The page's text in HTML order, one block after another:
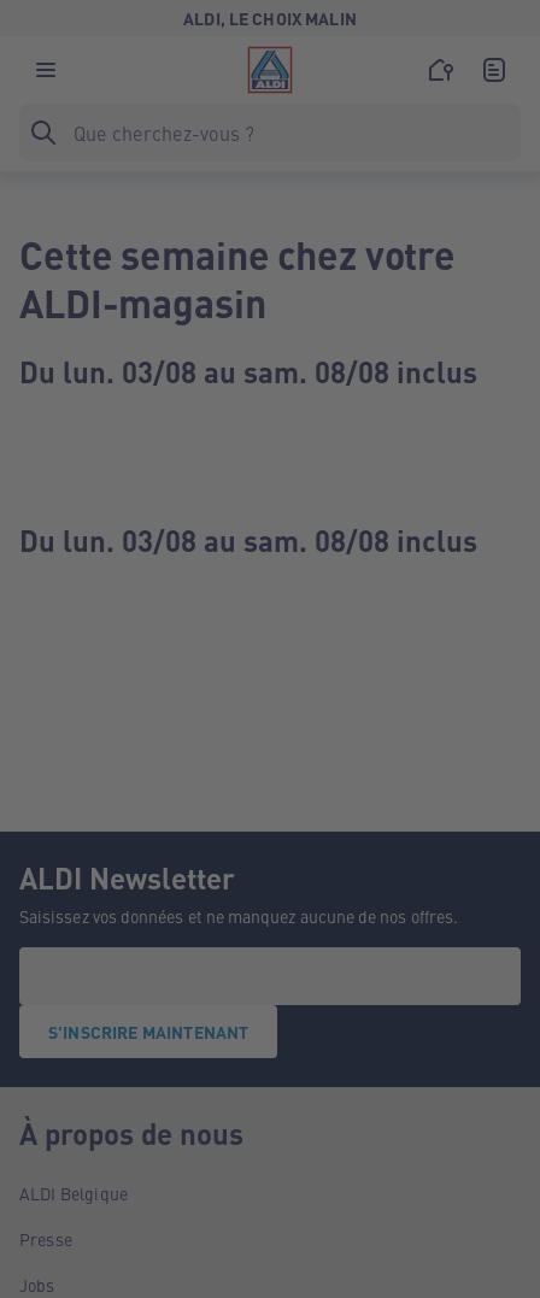
ALDI, LE CHOIX MALIN
Cette semaine chez votre
ALDI-magasin
Du lun. 03/08 au sam. 08/08 inclus
Du lun. 03/08 au sam. 08/08 inclus
ALDI Newsletter
Saisissez vos données et ne manquez aucune de nos offres.
S'INSCRIRE MAINTENANT
À propos de nous
ALDI Belgique
Presse
Jobs